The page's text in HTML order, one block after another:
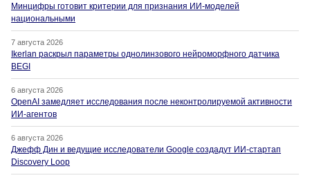
Минцифры готовит критерии для признания ИИ-моделей
национальными
7 августа 2026
Ikerlan раскрыл параметры однолинзового нейроморфного датчика
BEGI
6 августа 2026
OpenAI замедляет исследования после неконтролируемой активности
ИИ-агентов
6 августа 2026
Джефф Дин и ведущие исследователи Google создадут ИИ-стартап
Discovery Loop